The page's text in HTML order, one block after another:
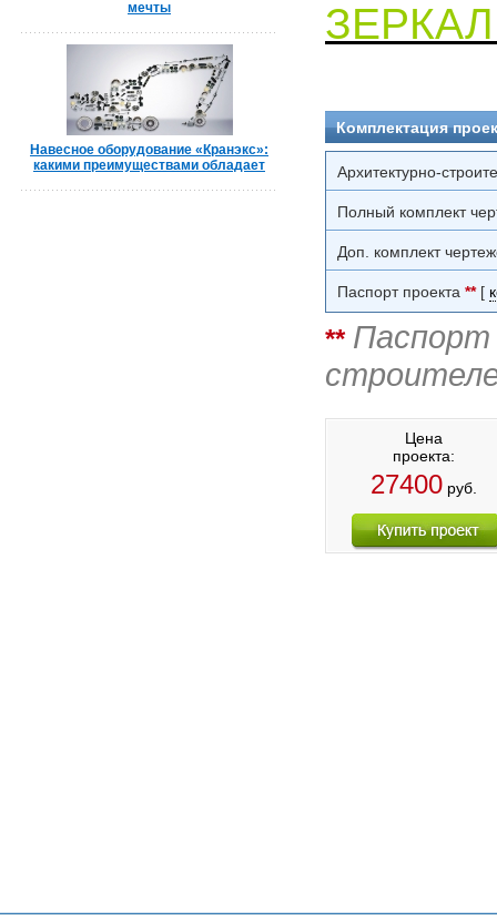
мечты
Навесное оборудование «Кранэкс»:
какими преимуществами обладает
Комплектация
Архитектурно-
Полный комплект
Доп. комплект
Паспорт проекта **[
** Паспорт
Цена
проекта:
27400руб.